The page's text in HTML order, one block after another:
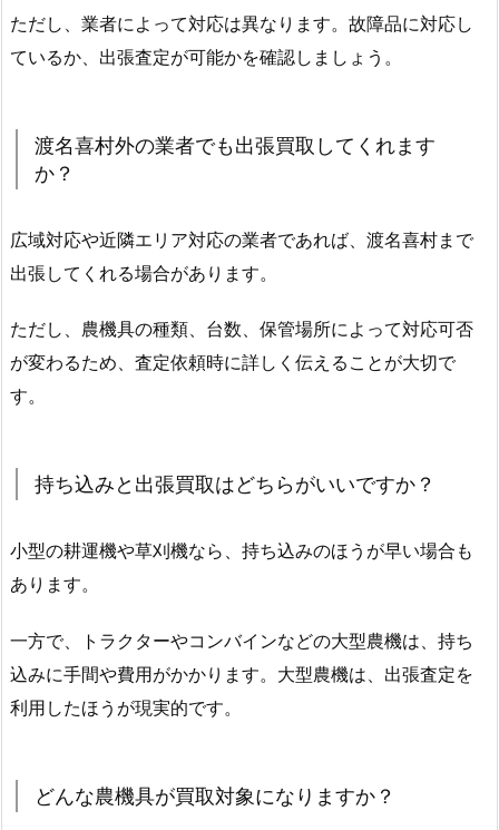
ただし、業者によって対応は異なります。故障品に対応し
ているか、出張査定が可能かを確認しましょう。
渡名喜村外の業者でも出張買取してくれます
か？
広域対応や近隣エリア対応の業者であれば、渡名喜村まで
出張してくれる場合があります。
ただし、農機具の種類、台数、保管場所によって対応可否
が変わるため、査定依頼時に詳しく伝えることが大切で
す。
持ち込みと出張買取はどちらがいいですか？
小型の耕運機や草刈機なら、持ち込みのほうが早い場合も
あります。
一方で、トラクターやコンバインなどの大型農機は、持ち
込みに手間や費用がかかります。大型農機は、出張査定を
利用したほうが現実的です。
どんな農機具が買取対象になりますか？